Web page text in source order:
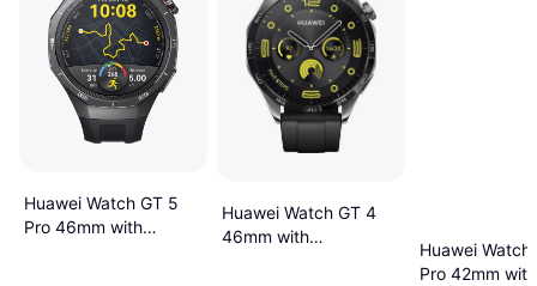
Huawei Watch GT 5
Pro 46mm with
Huawei Watch GT 4
46mm with
Huawei Watch
Pro 42mm with